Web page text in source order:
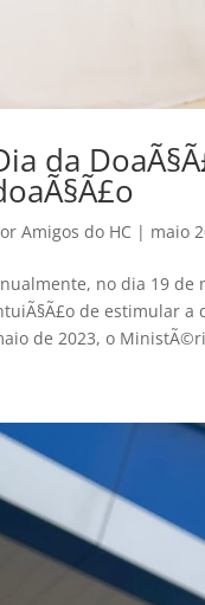
da
Amigos do HC | maio
no dia 19 de
de estimular a
de 2023, o